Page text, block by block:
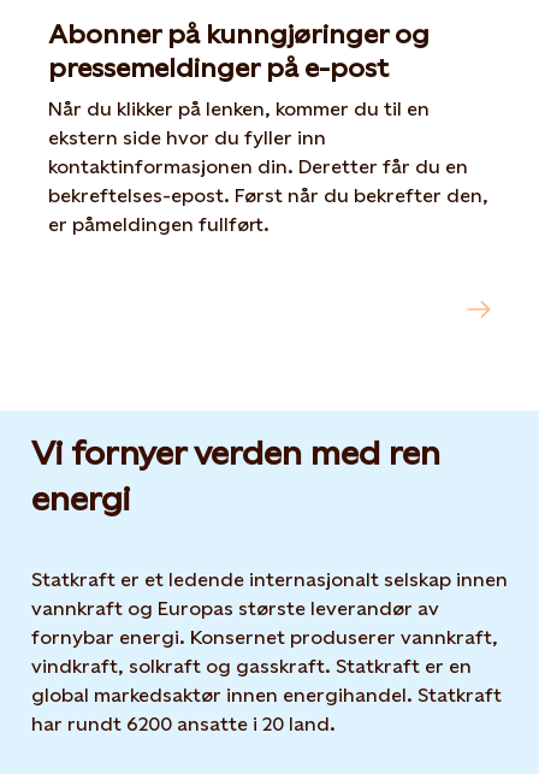
Abonner på kunngjøringer og
pressemeldinger på e-post
Når du klikker på lenken, kommer du til en
ekstern side hvor du fyller inn
kontaktinformasjonen din. Deretter får du en
bekreftelses-epost. Først når du bekrefter den,
er påmeldingen fullført.
Vi fornyer verden med ren
energi
Statkraft er et ledende internasjonalt selskap innen
vannkraft og Europas største leverandør av
fornybar energi. Konsernet produserer vannkraft,
vindkraft, solkraft og gasskraft. Statkraft er en
global markedsaktør innen energihandel. Statkraft
har rundt 6200 ansatte i 20 land.